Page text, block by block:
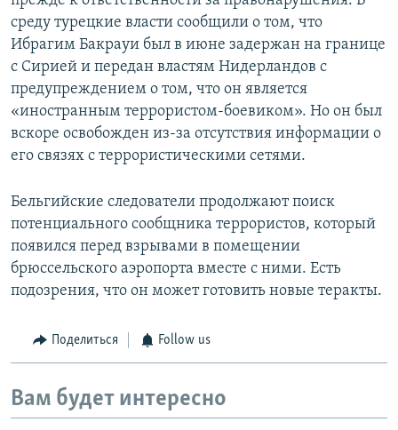
среду турецкие власти сообщили о том, что
Ибрагим Бакрауи был в июне задержан на границе
с Сирией и передан властям Нидерландов с
предупреждением о том, что он является
«иностранным террористом-боевиком». Но он был
вскоре освобожден из-за отсутствия информации о
его связях с террористическими сетями.
Бельгийские следователи продолжают поиск
потенциального сообщника террористов, который
появился перед взрывами в помещении
брюссельского аэропорта вместе с ними. Есть
подозрения, что он может готовить новые теракты.
Поделиться Follow us
Вам будет интересно